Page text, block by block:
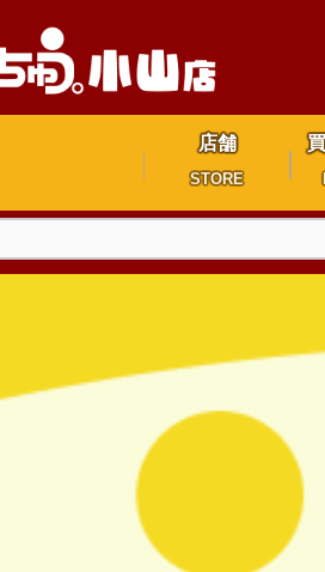
店舗
STORE